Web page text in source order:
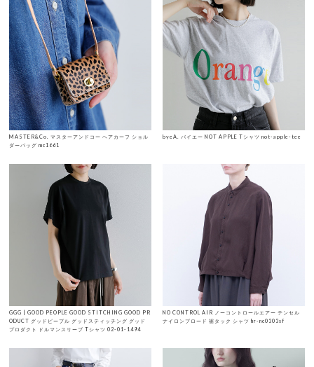
MASTER&Co. マスターアンドコー ヘアカーフ ショル
ダーバッグ mc1661
byeA. バイエー NOT APPLE Tシャツ not-apple-tee
GGG | GOOD PEOPLE GOOD STITCHING GOOD PR
ODUCT グッドピープル グッドスティッチング グッド
プロダクト ドルマンスリーブ Tシャツ 02-01-1494
NO CONTROL AIR ノーコントロールエアー テンセル
ナイロンブロード 裾タック シャツ hr-nc0303sf